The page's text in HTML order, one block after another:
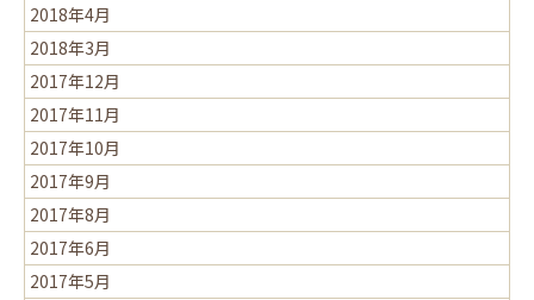
2018年4月
2018年3月
2017年12月
2017年11月
2017年10月
2017年9月
2017年8月
2017年6月
2017年5月